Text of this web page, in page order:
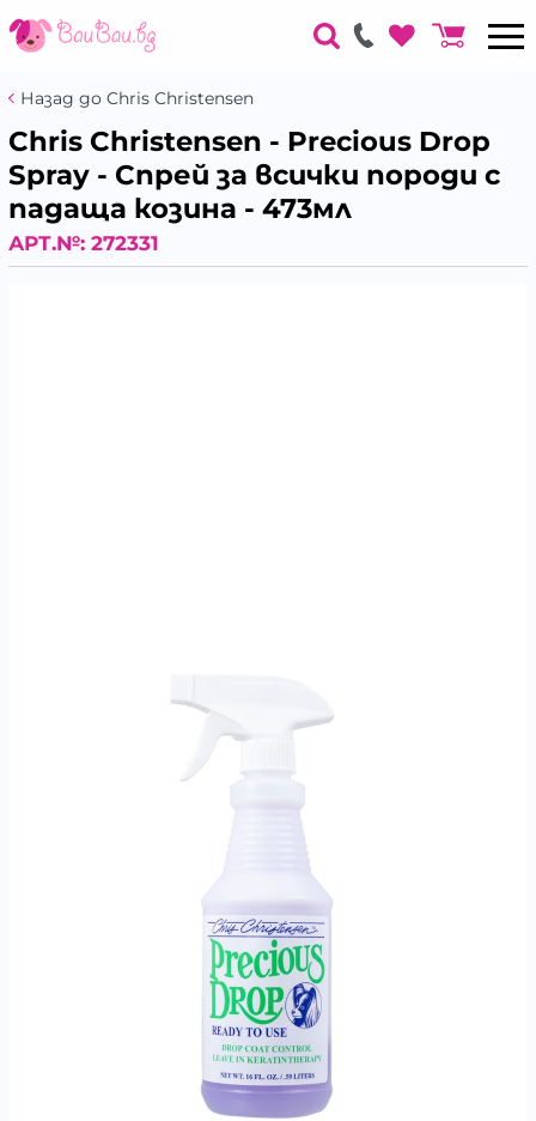
Назад до Chris Christensen
Chris Christensen - Precious Drop
Spray - Спрей за всички породи с
падаща козина - 473мл
АРТ.№: 272331